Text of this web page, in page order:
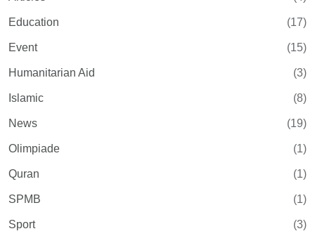
Education (17)
Event (15)
Humanitarian Aid (3)
Islamic (8)
News (19)
Olimpiade (1)
Quran (1)
SPMB (1)
Sport (3)